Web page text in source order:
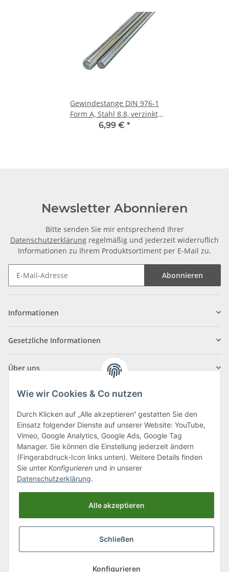
Gewindestange DIN 976-1
Form A, Stahl 8.8, verzinkt,
M10 × 1000 mm
6,99 € *
Newsletter Abonnieren
Bitte senden Sie mir entsprechend Ihrer
Datenschutzerklärung regelmäßig und jederzeit widerruflich
Informationen zu Ihrem Produktsortiment per E-Mail zu.
Abonnieren
Informationen
Gesetzliche Informationen
Über uns
Klagenfurter Straße 29
9556 Liebenfels
Montag bis Donnerstag: 8:00 bis 16:30 Uhr
Freitag: 8:00 bis 12:00 Uhr
Tel.:0043 (0) 4262 50900
office@cncshop.at
* Alle Preise inkl. gesetzlicher USt., zzgl.Versand, zzgl.
Wie wir Cookies & Co nutzen
Durch Klicken auf „Alle akzeptieren“ gestatten Sie den
Einsatz folgender Dienste auf unserer Website: YouTube,
Vimeo, Google Analytics, Google Ads, Google Tag
Manager. Sie können die Einstellung jederzeit ändern
(Fingerabdruck-Icon links unten). Weitere Details finden
Sie unter Konfigurieren und in unserer
Datenschutzerklärung.
Alle akzeptieren
Schließen
Konfigurieren